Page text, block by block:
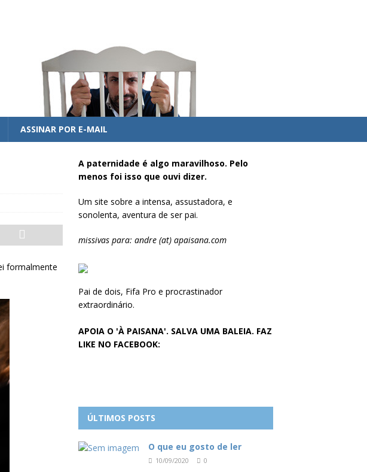
ASSINAR POR E-MAIL
formalmente
A paternidade é algo maravilhoso. Pelo
menos foi isso que ouvi dizer.
Um site sobre a intensa, assustadora, e
sonolenta, aventura de ser pai.
missivas para: andre (at) apaisana.com
Pai de dois, Fifa Pro e procrastinador
extraordinário.
APOIA O 'À PAISANA'. SALVA UMA BALEIA. FAZ
LIKE NO FACEBOOK:
ÚLTIMOS POSTS
O que eu gosto de ler
10/09/2020 0